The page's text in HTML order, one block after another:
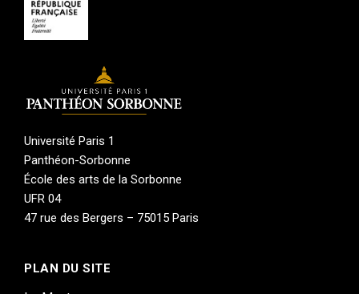
à la Villa Médicis où je travaille
quotidiennement avec des artistes de toutes
les disciplines pour les accompagner, avec mon
Université Paris 1
Panthéon-Sorbonne
École des arts de la Sorbonne
UFR 04
47 rue des Bergers – 75015 Paris
PLAN DU SITE